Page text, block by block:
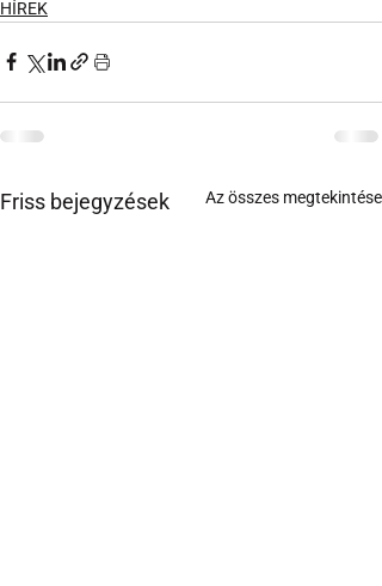
HÍREK
Friss bejegyzések Az összes megtekintése